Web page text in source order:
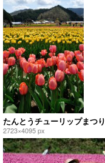
たんとうチューリップまつり
2723×4095 px